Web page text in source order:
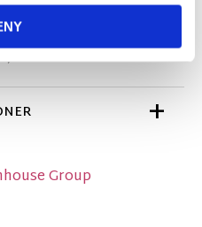
plantorka. En riktigt
som ger en trevligt
uterum och kök.
Group